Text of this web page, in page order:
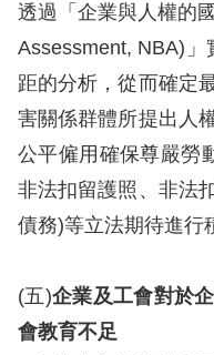
透過「企業與人權的
Assessment, NBA)
距的分析，從而確定
害關係群體所提出人
公平僱用確保尊嚴勞
非法扣留護照、非法
債務)等立法期待進行
(五)企業及工會對於
會教育不足